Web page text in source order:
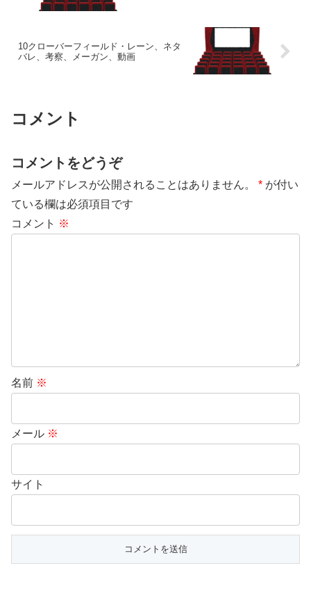
10クローバーフィールド・レーン、ネタ
バレ、考察、メーガン、動画
コメント
コメントをどうぞ
メールアドレスが公開されることはありません。 * が付い
ている欄は必須項目です
コメント ※
名前 ※
メール ※
サイト